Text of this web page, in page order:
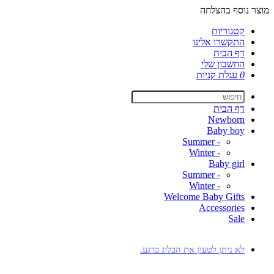
מוצר נוסף בהצלחה
קטגוריות
התקשרו אלינו
דף הבית
החשבון שלי
0 עגלת קניות
דף הבית
Newborn
Baby boy
- Summer
- Winter
Baby girl
- Summer
- Winter
Welcome Baby Gifts
Accessories
Sale
לא ניתן לטעון את הבלוג כרגע.